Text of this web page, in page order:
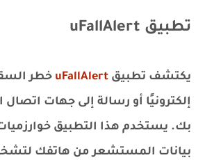
تطبيق uFallAlert
يكتشف تطبيق uFallAlert خطر
إلكترونيًا أو رسالة إلى جهات
بك. يستخدم هذا التطبيق
بيانات المستشعر من هاتفك